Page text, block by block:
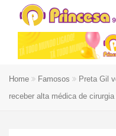
Home Famosos
Preta Gil
receber alta médica de